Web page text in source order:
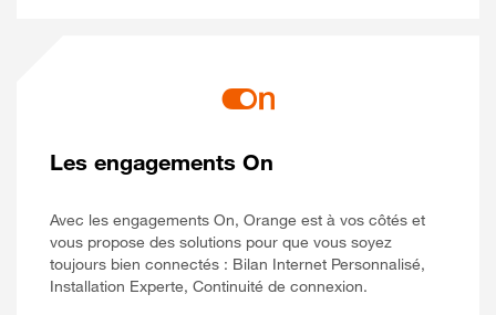
Les engagements On
Avec les engagements On, Orange est à vos côtés et
vous propose des solutions pour que vous soyez
toujours bien connectés : Bilan Internet Personnalisé,
Installation Experte, Continuité de connexion.